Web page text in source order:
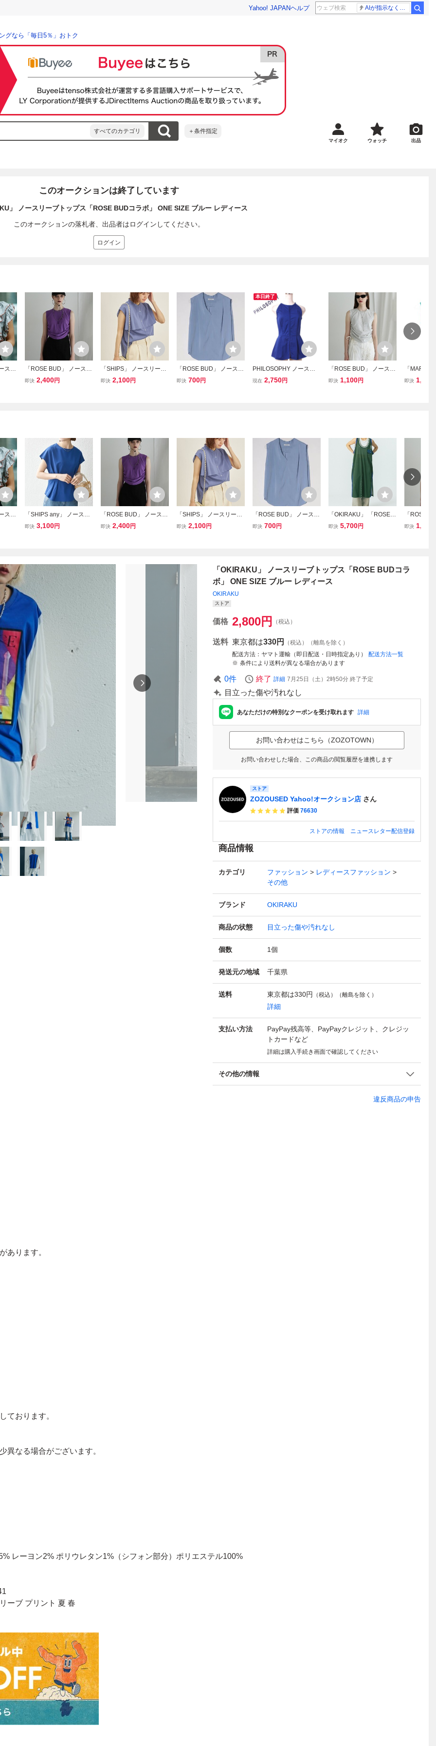
Yahoo! JAPANヘルプ AIが指示なくサイバー攻撃
グなら「毎日5％」おトク
すべてのカテゴリ ＋条件指定
マイオク ウォッチ 出品
このオークションは終了しています
」 ノースリーブトップス「ROSE BUDコラボ」 ONE SIZE ブルー レディース
このオークションの落札者、出品者はログインしてください。
ログイン
スリ
「ROSE BUD」 ノースリ
ーブトップス ONE SIZE
即決 2,400円
「SHIPS」 ノースリーブ
トップス ONE SIZE ブル
即決 2,100円
「ROSE BUD」 ノースリ
ーブブラウス ONE SIZE
即決 700円
本日終了
PHILOSOPHY ノースリ
ーブペプラムトップス siz
現在 2,750円
「ROSE BUD」 ノースリ
ーブトップス ONE SIZE
即決 1,100円
「MARY
スリーブニ
即決 1,800
スリ
「SHIPS any」 ノースリ
ーブトップス ONE SIZE
即決 3,100円
「ROSE BUD」 ノースリ
ーブトップス ONE SIZE
即決 2,400円
「SHIPS」 ノースリーブ
トップス ONE SIZE ブル
即決 2,100円
「ROSE BUD」 ノースリ
ーブブラウス ONE SIZE
即決 700円
「OKIRAKU」 「ROSE B
UD」ノースリーブワンピ
即決 5,700円
「ROSE
ーブトップ
即決 1,100
「OKIRAKU」 ノースリーブトップス「ROSE BUDコラ
ボ」 ONE SIZE ブルー レディース
OKIRAKU
ストア
価格 2,800円 （税込）
送料 東京都は330円
（税込）（離島を除く）
配送方法
ヤマト運輸（即日配送・日時指定あり）
配送方法一覧
条件により送料が異なる場合があります
0件 終了 詳細 7月25日（土）2時50分 終了予定
目立った傷や汚れなし
あなただけの特別なクーポンを受け取れます 詳細
お問い合わせはこちら（ZOZOTOWN）
お問い合わせした場合、この商品の閲覧履歴を連携します
ストア
ZOZOUSED Yahoo!オークション店 さん
評価 76630
ストアの情報 ニュースレター配信登録
商品情報
カテゴリ ファッション
レディースファッション
その他
ブランド OKIRAKU
商品の状態 目立った傷や汚れなし
個数 1個
発送元の地域 千葉県
送料 東京都は330円 （税込）（離島を除く）
詳細
支払い方法
PayPay残高等、PayPayクレジット、クレジッ
トカードなど
詳細は購入手続き画面で確認してください
その他の情報
違反商品の申告